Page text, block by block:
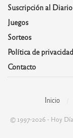
Suscripción al Diario
Juegos
Sorteos
Política de privacidad
Contacto
Inicio
© 1997-2026 - Hoy Día